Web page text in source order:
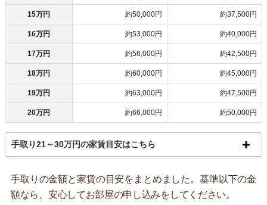
15万円 約50,000円 約37,500円
16万円 約53,000円 約40,000円
17万円 約56,000円 約42,500円
18万円 約60,000円 約45,000円
19万円 約63,000円 約47,500円
20万円 約66,000円 約50,000円
手取り21～30万円の家賃目安はこちら
手取りの金額と家賃の目安をまとめました。基準以下の金
額なら、安心してお部屋の申し込みをしてください。